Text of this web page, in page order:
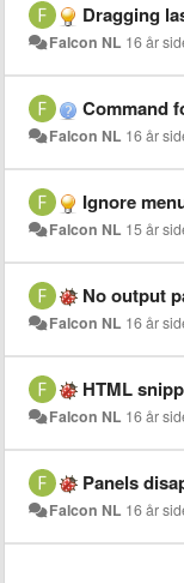
Dragging last
Falcon NL 16 år
Command for
Falcon NL 16 år
Ignore
Falcon NL 15 år
No output
Falcon NL 16 år
HTML
Falcon NL 16 år
Panels
Falcon NL 16 år